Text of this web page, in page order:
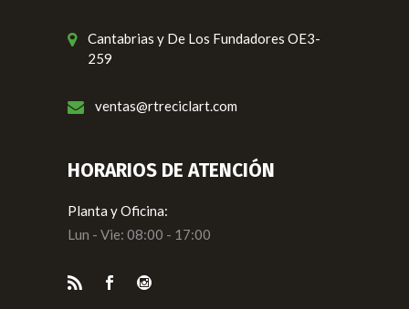
Cantabrias y De Los Fundadores OE3-
259
ventas@rtreciclart.com
HORARIOS DE ATENCIÓN
Planta y Oficina:
Lun - Vie: 08:00 - 17:00